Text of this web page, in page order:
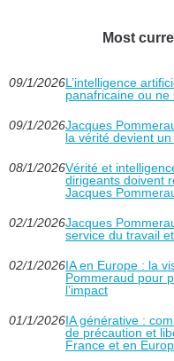
Most
09/1/2026L’intelligence
panafricaine ou ne
09/1/2026Jacques
la vérité devient
08/1/2026Vérité et
dirigeants doivent
Jacques
02/1/2026Jacques
service du travail
02/1/2026IA en Europe : la
Pommeraud pour
l’impact
01/1/2026IA générative :
de précaution et
France et en